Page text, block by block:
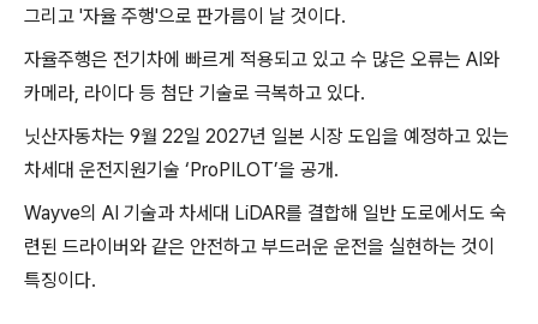
그리고 '자율 주행'으로 판가름이 날 것이다.
자율주행은 전기차에 빠르게 적용되고 있고 수 많은 오류는 AI와
카메라, 라이다 등 첨단 기술로 극복하고 있다.
닛산자동차는 9월 22일 2027년 일본 시장 도입을 예정하고 있는
차세대 운전지원기술 ‘ProPILOT’을 공개.
Wayve의 AI 기술과 차세대 LiDAR를 결합해 일반 도로에서도 숙
련된 드라이버와 같은 안전하고 부드러운 운전을 실현하는 것이
특징이다.